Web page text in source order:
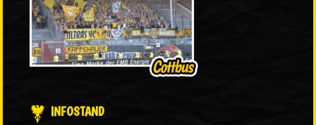
INFOSTAND